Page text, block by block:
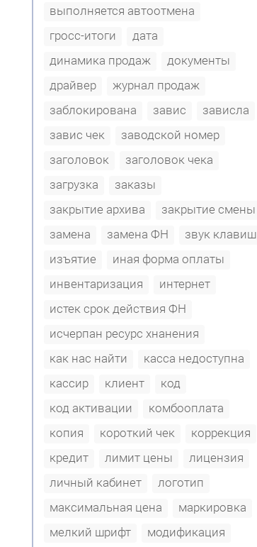
выполняется автоотмена
гросс-итоги
дата
динамика продаж
документы
драйвер
журнал продаж
заблокирована
завис
зависла
завис чек
заводской номер
заголовок
заголовок чека
загрузка
заказы
закрытие архива
закрытие смены
замена
замена ФН
звук клавиш
изъятие
иная форма оплаты
инвентаризация
интернет
истек срок действия ФН
исчерпан ресурс хнанения
как нас найти
касса недоступна
кассир
клиент
код
код активации
комбооплата
копия
короткий чек
коррекция
кредит
лимит цены
лицензия
личный кабинет
логотип
максимальная цена
маркировка
мелкий шрифт
модификация